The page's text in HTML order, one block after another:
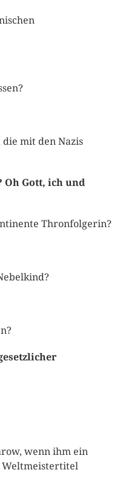
mit den Nazis
Oh Gott, ich und
Thronfolgerin?
wenn ihm ein
Weltmeistertitel